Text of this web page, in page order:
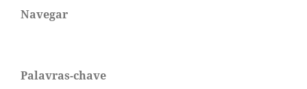
Navegar
Palavras-chave